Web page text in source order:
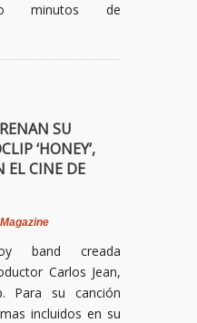
minutos de
SU
‘HONEY’,
EL CINE DE
band creada
Carlos Jean,
Para su canción
incluidos en su